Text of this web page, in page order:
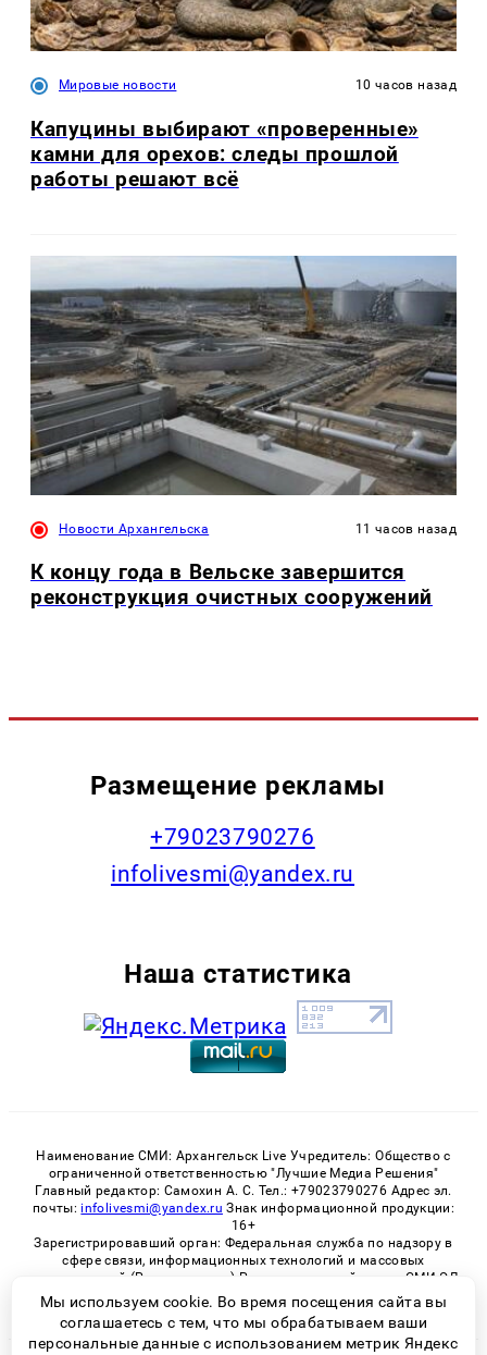
Мировые новости 10 часов назад
Капуцины выбирают «проверенные»
камни для орехов: следы прошлой
работы решают всё
Новости Архангельска 11 часов назад
К концу года в Вельске завершится
реконструкция очистных сооружений
Размещение рекламы
+79023790276
infolivesmi@yandex.ru
Наша статистика
Наименование СМИ: Архангельск Live Учредитель: Общество с
ограниченной ответственностью "Лучшие Медиа Решения"
Главный редактор: Самохин А. С. Тел.: +79023790276 Адрес эл.
почты: infolivesmi@yandex.ru Знак информационной продукции:
16+
Зарегистрировавший орган: Федеральная служба по надзору в
сфере связи, информационных технологий и массовых
коммуникаций (Роскомнадзор) Регистрационный номер СМИ ЭЛ
№ ФС 77 - 82533 от 21.01.2022
Мы используем cookie. Во время посещения сайта вы
соглашаетесь с тем, что мы обрабатываем ваши
персональные данные с использованием метрик Яндекс